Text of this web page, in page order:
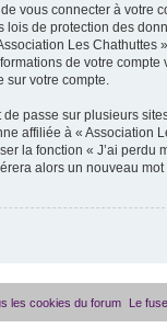
vous connecter à votre
lois de protection des
Les Chathuttes
de votre compte
votre compte.
passe sur plusieurs
affiliée à « Association
la fonction « J’ai perdu
alors un nouveau
Le
les cookies du forum